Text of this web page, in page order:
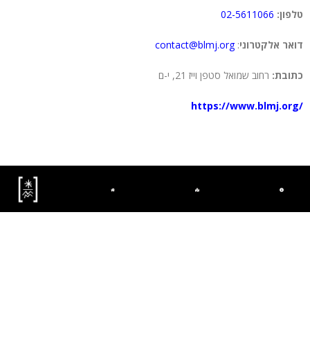
טלפון: 02-5611066
contact@blmj.org :דואר אלקטרוני
כתובת: רחוב שמואל סטפן וייז 21, י-ם
https://www.blmj.org/